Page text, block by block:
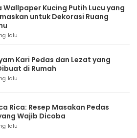
Wallpaper Kucing Putih Lucu yang
untuk Dekorasi Ruang
lalu
Kari Pedas dan Lezat yang
di Rumah
lalu
Rica: Resep Masakan Pedas
Wajib Dicoba
lalu